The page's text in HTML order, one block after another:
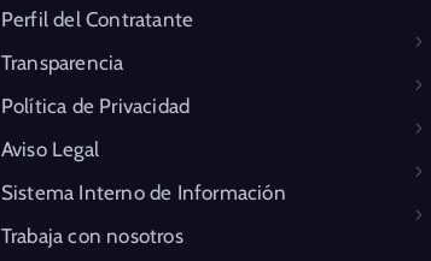
Perfil del Contratante
Transparencia
Política de Privacidad
Aviso Legal
Sistema Interno de Información
Trabaja con nosotros